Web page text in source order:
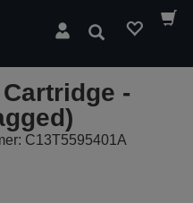
Suchen
-
C13T5595401A